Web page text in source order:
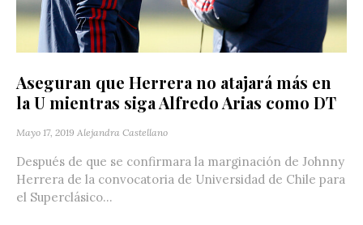
Aseguran que Herrera no atajará más en
la U mientras siga Alfredo Arias como DT
Mayo 17, 2019 Alejandra Castellano
Después de que se confirmara la marginación de Johnny
Herrera de la convocatoria de Universidad de Chile para
el Superclásico...